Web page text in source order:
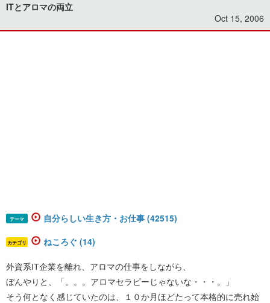
ITとアロマの両立
Oct 15, 2006
テーマ 自分らしい生き方・お仕事 (42515)
カテゴリ ねころぐ (14)
外資系IT企業を離れ、アロマの仕事をしながら、
ぼんやりと、「。。。アロマセラピーじゃないな・・・。」
そう何となく感じていたのは、１０か月ほどたって本格的に売れ始